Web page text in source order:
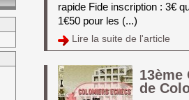
rapide Fide inscription : 3€
1€50 pour les (...)
Lire la suite de l'article
13ème
de